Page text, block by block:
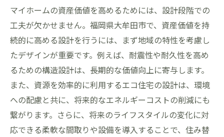
マイホームの資産価値を高めるためには、設計段階での
工夫が欠かせません。福岡県大牟田市で、資産価値を持
続的に高める設計を行うには、まず地域の特性を考慮し
たデザインが重要です。例えば、耐震性や耐久性を高め
るための構造設計は、長期的な価値向上に寄与します。
また、資源を効率的に利用するエコ住宅の設計は、環境
への配慮と共に、将来的なエネルギーコストの削減にも
繋がります。さらに、将来のライフスタイルの変化に対
応できる柔軟な間取りや設備を導入することで、住み替